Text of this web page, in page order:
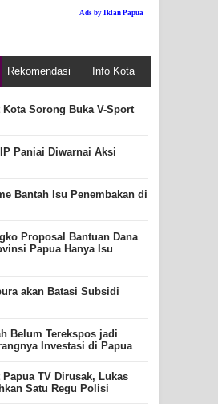
Ads by Iklan Papua
Rekomendasi Info Kota
Kota Sorong Buka V-Sport
Paniai Diwarnai Aksi
Bantah Isu Penembakan di
Proposal Bantuan Dana
Papua Hanya Isu
akan Batasi Subsidi
Belum Terekspos jadi
Investasi di Papua
Papua TV Dirusak, Lukas
Satu Regu Polisi